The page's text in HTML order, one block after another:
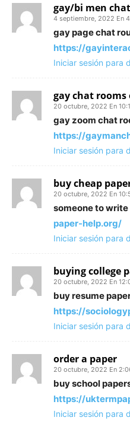
gay/bi men
4 septiembre, 2022 En
gay page chat
https://
Iniciar sesión para
gay chat rooms
20 octubre, 2022 En
gay zoom chat
https://
Iniciar sesión para
buy cheap
20 octubre, 2022 En
someone to write
paper-help.org/
Iniciar sesión para
buying college
20 octubre, 2022 En
buy resume
https://
Iniciar sesión para
order a paper
20 octubre, 2022 En
buy school
https://
Iniciar sesión para